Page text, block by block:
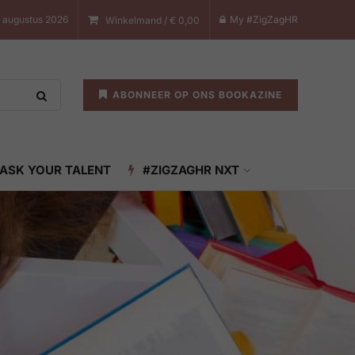
2026 Winkelmand / € 0,00 My #ZigZagHR
ABONNEER OP ONS BOOKAZINE
YOUR TALENT #ZIGZAGHR NXT